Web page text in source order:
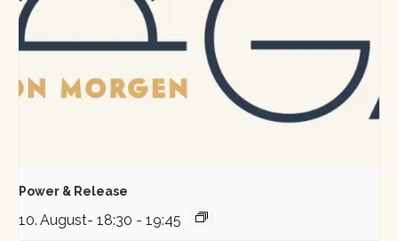
Power & Release
10. August- 18:30 - 19:45